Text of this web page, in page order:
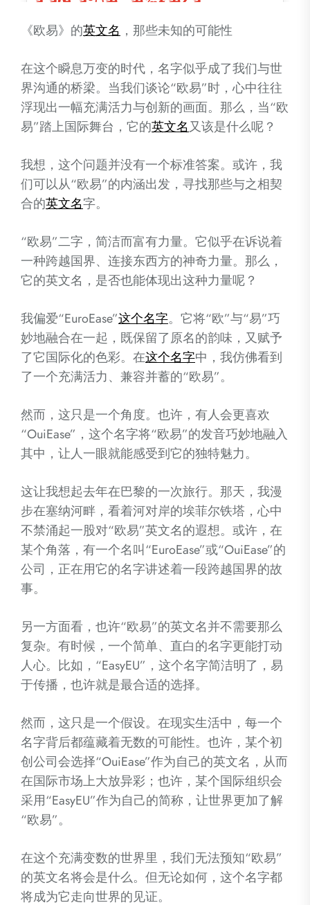
《欧易》的英文名 ，那些未知的可能性
在这个瞬息万变的时代，名字似乎成了我们与世
界沟通的桥梁。当我们谈论“欧易”时，心中往往
浮现出一幅充满活力与创新的画面。那么，当“欧
易”踏上国际舞台，它的英文名又该是什么呢？
我想，这个问题并没有一个标准答案。或许，我
们可以从“欧易”的内涵出发，寻找那些与之相契
合的英文名字。
“欧易”二字，简洁而富有力量。它似乎在诉说着
一种跨越国界、连接东西方的神奇力量。那么，
它的英文名，是否也能体现出这种力量呢？
我偏爱“EuroEase”这个名字。它将“欧”与“易”巧
妙地融合在一起，既保留了原名的韵味，又赋予
了它国际化的色彩。在这个名字中，我仿佛看到
了一个充满活力、兼容并蓄的“欧易”。
然而，这只是一个角度。也许，有人会更喜欢
“OuiEase”，这个名字将“欧易”的发音巧妙地融入
其中，让人一眼就能感受到它的独特魅力。
这让我想起去年在巴黎的一次旅行。那天，我漫
步在塞纳河畔，看着河对岸的埃菲尔铁塔，心中
不禁涌起一股对“欧易”英文名的遐想。或许，在
某个角落，有一个名叫“EuroEase”或“OuiEase”的
公司，正在用它的名字讲述着一段跨越国界的故
事。
另一方面看，也许“欧易”的英文名并不需要那么
复杂。有时候，一个简单、直白的名字更能打动
人心。比如，“EasyEU”，这个名字简洁明了，易
于传播，也许就是最合适的选择。
然而，这只是一个假设。在现实生活中，每一个
名字背后都蕴藏着无数的可能性。也许，某个初
创公司会选择“OuiEase”作为自己的英文名，从而
在国际市场上大放异彩；也许，某个国际组织会
采用“EasyEU”作为自己的简称，让世界更加了解
“欧易”。
在这个充满变数的世界里，我们无法预知“欧易”
的英文名将会是什么。但无论如何，这个名字都
将成为它走向世界的见证。